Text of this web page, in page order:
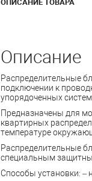
ОПИСАНИЕ ТОВАРА
Описание
Распределительные
подключении к
упорядоченных
Предназначены для
квартирных
температуре
Распределительные
специальным
Способы установки: –